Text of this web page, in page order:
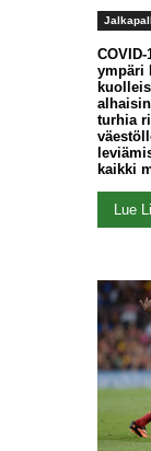
ympäri
turhia
kaikki
Lue